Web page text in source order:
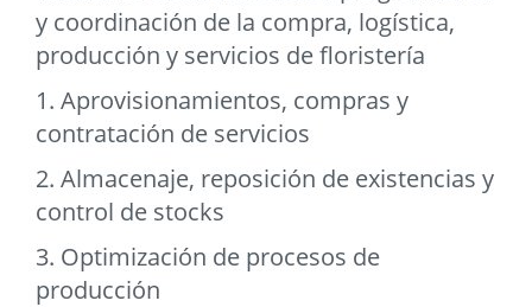
y coordinación de la compra, logística,
producción y servicios de floristería
1. Aprovisionamientos, compras y
contratación de servicios
2. Almacenaje, reposición de existencias y
control de stocks
3. Optimización de procesos de
producción